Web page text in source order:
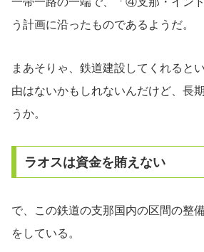
う計画に沿ったものであるようだ。
まあそりゃ、鉄道建設してくれると
由はないかもしれないんだけど、長
うか。
ラオスは資金を賄えない
で、この鉄道の支那国内の区間の整
をしている。